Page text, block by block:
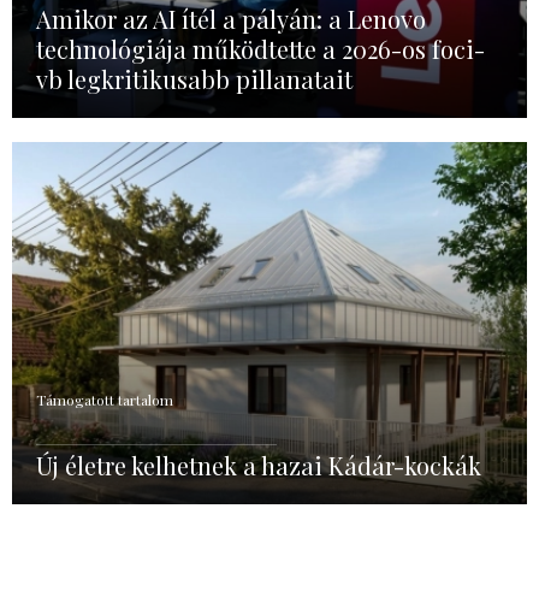
Amikor az AI ítél a pályán: a Lenovo
technológiája működtette a 2026-os foci-
vb legkritikusabb pillanatait
Támogatott tartalom
Új életre kelhetnek a hazai Kádár-kockák